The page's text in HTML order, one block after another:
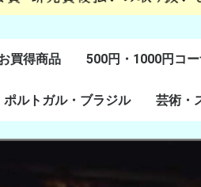
買得商品 500円・1000円コ
般
ポルトガル・ブラジル
ポルトガル研究
ブラジル研究
芸術・
美術
音楽・
スポー
演劇・
料理・
マンガ
その他